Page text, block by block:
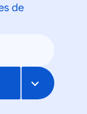
de